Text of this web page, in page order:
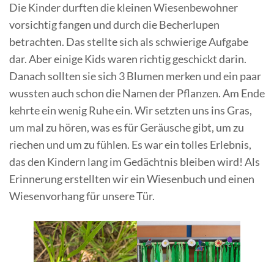
Die Kinder durften die kleinen Wiesenbewohner
vorsichtig fangen und durch die Becherlupen
betrachten. Das stellte sich als schwierige Aufgabe
dar. Aber einige Kids waren richtig geschickt darin.
Danach sollten sie sich 3 Blumen merken und ein paar
wussten auch schon die Namen der Pflanzen. Am Ende
kehrte ein wenig Ruhe ein. Wir setzten uns ins Gras,
um mal zu hören, was es für Geräusche gibt, um zu
riechen und um zu fühlen. Es war ein tolles Erlebnis,
das den Kindern lang im Gedächtnis bleiben wird! Als
Erinnerung erstellten wir ein Wiesenbuch und einen
Wiesenvorhang für unsere Tür.